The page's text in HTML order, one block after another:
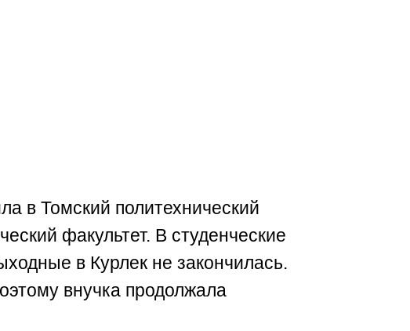
в Томский политехнический
факультет. В студенческие
в Курлек не закончилась.
внучка продолжала